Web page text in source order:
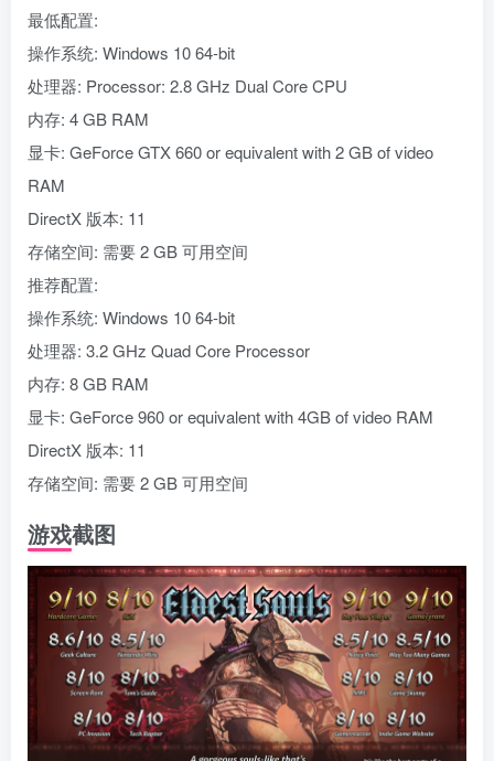
最低配置:
操作系统: Windows 10 64-bit
处理器: Processor: 2.8 GHz Dual Core CPU
内存: 4 GB RAM
显卡: GeForce GTX 660 or equivalent with 2 GB of video
RAM
DirectX 版本: 11
存储空间: 需要 2 GB 可用空间
推荐配置:
操作系统: Windows 10 64-bit
处理器: 3.2 GHz Quad Core Processor
内存: 8 GB RAM
显卡: GeForce 960 or equivalent with 4GB of video RAM
DirectX 版本: 11
存储空间: 需要 2 GB 可用空间
游戏截图